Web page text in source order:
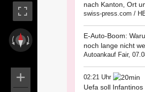
nach Kanton, Ort
swiss-press.com /
E-Auto-Boom:
noch lange nicht
Autoankauf Fair,
02:21 Uhr
Uefa soll